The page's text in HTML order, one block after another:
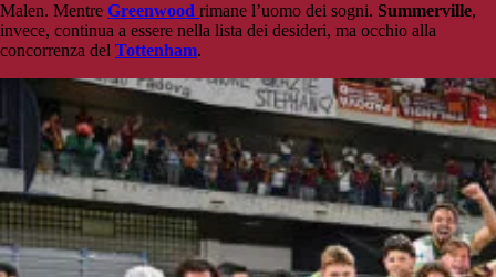
Malen. Mentre Greenwood rimane l’uomo dei sogni. Summerville,
invece, continua a essere nella lista dei desideri, ma occhio alla
concorrenza del Tottenham.